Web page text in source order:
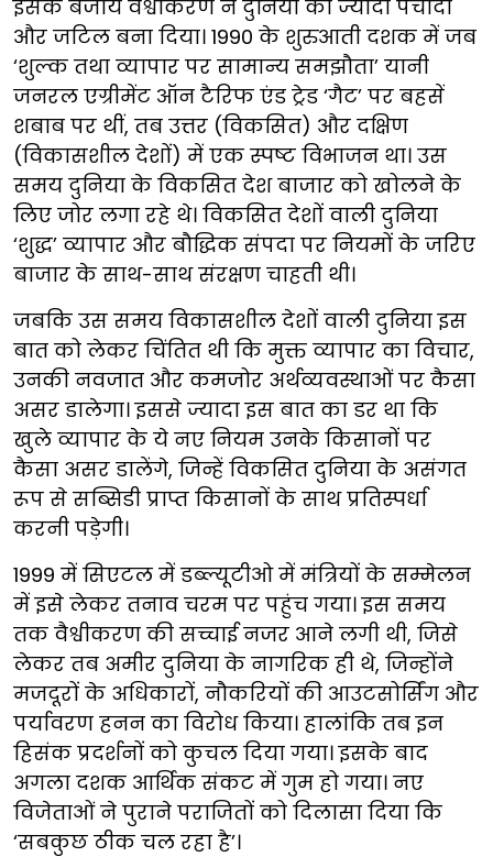
इसके बजाय वैश्वीकरण ने दुनिया को ज्यादा पेचीदा
और जटिल बना दिया। 1990 के शुरुआती दशक में जब
‘शुल्क तथा व्यापार पर सामान्य समझौता’ यानी
जनरल एग्रीमेंट ऑन टैरिफ एंड ट्रेड ‘गैट’ पर बहसें
शबाब पर थीं, तब उत्तर (विकसित) और दक्षिण
(विकासशील देशों) में एक स्पष्ट विभाजन था। उस
समय दुनिया के विकसित देश बाजार को खोलने के
लिए जोर लगा रहे थे। विकसित देशों वाली दुनिया
‘शुद्ध’ व्यापार और बौद्धिक संपदा पर नियमों के जरिए
बाजार के साथ-साथ संरक्षण चाहती थी।
जबकि उस समय विकासशील देशों वाली दुनिया इस
बात को लेकर चिंतित थी कि मुक्त व्यापार का विचार,
उनकी नवजात और कमजोर अर्थव्यवस्थाओं पर कैसा
असर डालेगा। इससे ज्यादा इस बात का डर था कि
खुले व्यापार के ये नए नियम उनके किसानों पर
कैसा असर डालेंगे, जिन्हें विकसित दुनिया के असंगत
रूप से सब्सिडी प्राप्त किसानों के साथ प्रतिस्पर्धा
करनी पड़ेगी।
1999 में सिएटल में डब्ल्यूटीओ में मंत्रियों के सम्मेलन
में इसे लेकर तनाव चरम पर पहुंच गया। इस समय
तक वैश्वीकरण की सच्चाई नजर आने लगी थी, जिसे
लेकर तब अमीर दुनिया के नागरिक ही थे, जिन्होंने
मजदूरों के अधिकारों, नौकरियों की आउटसोर्सिंग और
पर्यावरण हनन का विरोध किया। हालांकि तब इन
हिसंक प्रदर्शनों को कुचल दिया गया। इसके बाद
अगला दशक आर्थिक संकट में गुम हो गया। नए
विजेताओं ने पुराने पराजितों को दिलासा दिया कि
‘सबकुछ ठीक चल रहा है’।